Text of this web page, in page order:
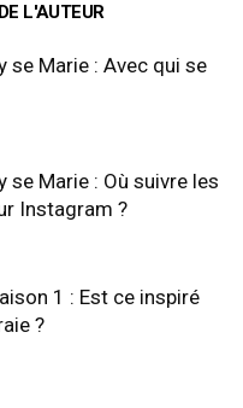
L'AUTEUR
se Marie : Avec qui se
se Marie : Où suivre les
Instagram ?
1 : Est ce inspiré
?